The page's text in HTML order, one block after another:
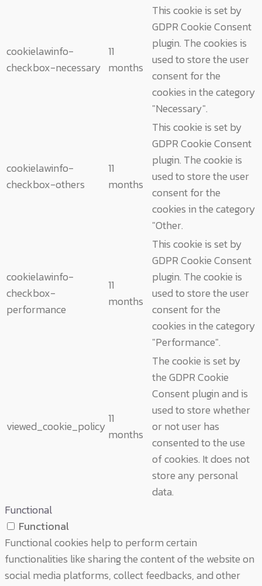
cookielawinfo-
checkbox-necessary
11
months
This cookie is set by
GDPR Cookie Consent
plugin. The cookies is
used to store the user
consent for the
cookies in the category
"Necessary".
cookielawinfo-
checkbox-others
11
months
This cookie is set by
GDPR Cookie Consent
plugin. The cookie is
used to store the user
consent for the
cookies in the category
"Other.
cookielawinfo-
checkbox-
performance
11
months
This cookie is set by
GDPR Cookie Consent
plugin. The cookie is
used to store the user
consent for the
cookies in the category
"Performance".
viewed_cookie_policy
11
months
The cookie is set by
the GDPR Cookie
Consent plugin and is
used to store whether
or not user has
consented to the use
of cookies. It does not
store any personal
data.
Functional
Functional
Functional cookies help to perform certain
functionalities like sharing the content of the website on
social media platforms, collect feedbacks, and other